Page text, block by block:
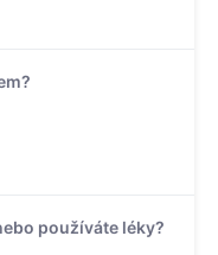
používáte léky?